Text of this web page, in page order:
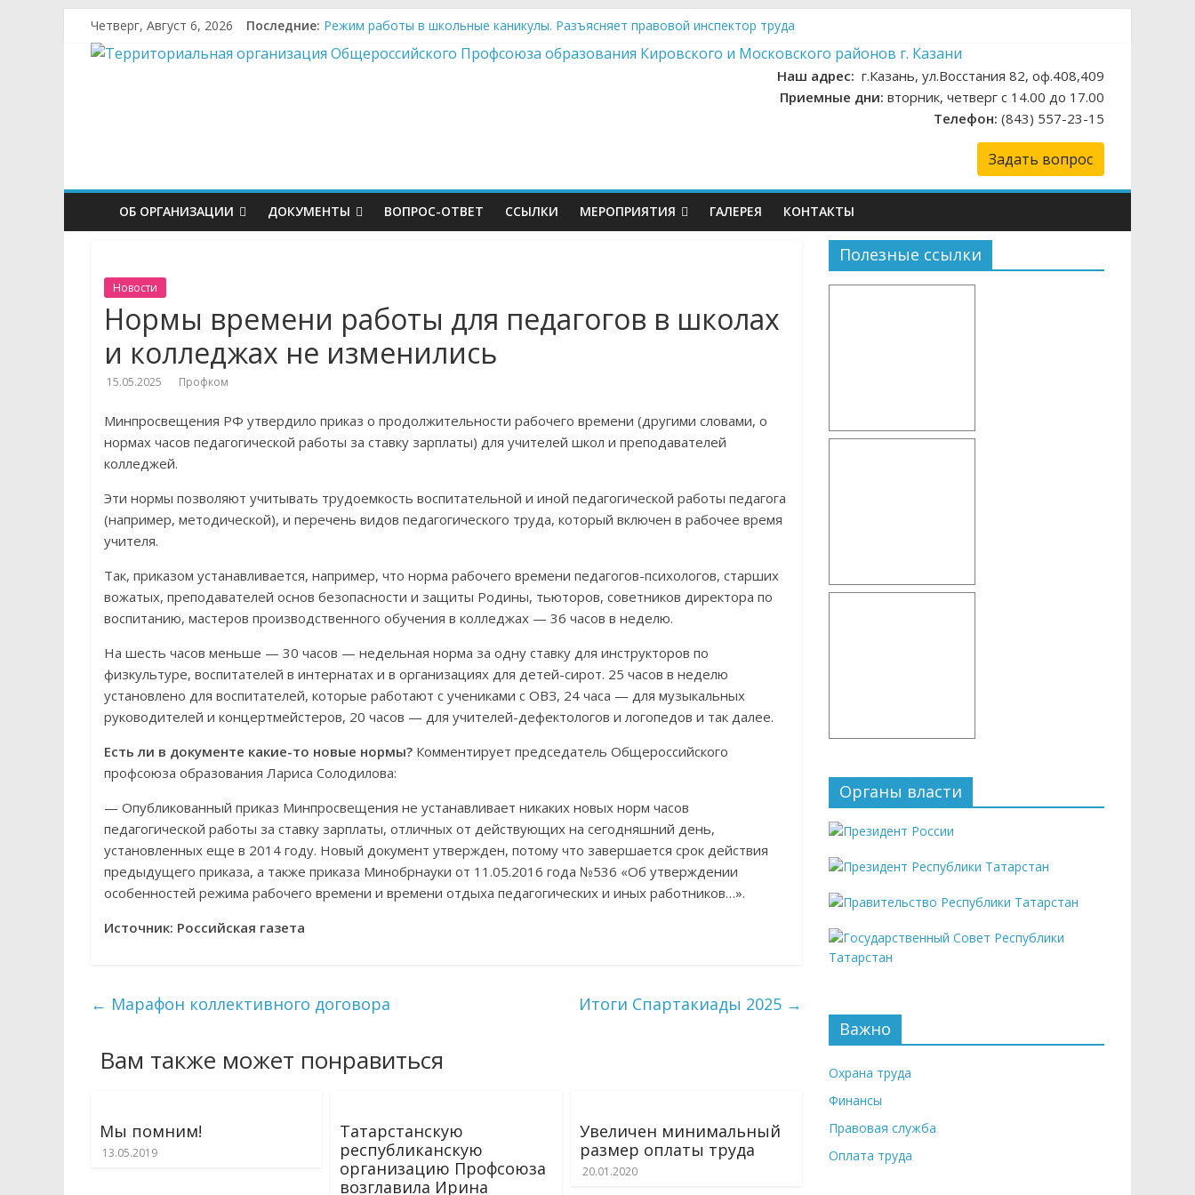
Четверг, Август 6, 2026 Последние: Режим работы в школьные каникулы. Разъясняет правовой инспектор труда
Свияжск как источник вдохновения: экскурсия для управленцев образования
Среди лучших на «Арктуре»
Наш адрес: г.Казань, ул.Восстания 82, оф.408,409
Приемные дни: вторник, четверг с 14.00 до 17.00
Телефон: (843) 557-23-15
Задать вопрос
ОБ ОРГАНИЗАЦИИ ДОКУМЕНТЫ ВОПРОС-ОТВЕТ ССЫЛКИ МЕРОПРИЯТИЯ ГАЛЕРЕЯ КОНТАКТЫ
Новости
Нормы времени работы для педагогов в школах
и колледжах не изменились
15.05.2025 Профком
Минпросвещения РФ утвердило приказ о продолжительности рабочего времени (другими словами, о
нормах часов педагогической работы за ставку зарплаты) для учителей школ и преподавателей
колледжей.
Эти нормы позволяют учитывать трудоемкость воспитательной и иной педагогической работы педагога
(например, методической), и перечень видов педагогического труда, который включен в рабочее время
учителя.
Так, приказом устанавливается, например, что норма рабочего времени педагогов-психологов, старших
вожатых, преподавателей основ безопасности и защиты Родины, тьюторов, советников директора по
воспитанию, мастеров производственного обучения в колледжах — 36 часов в неделю.
На шесть часов меньше — 30 часов — недельная норма за одну ставку для инструкторов по
физкультуре, воспитателей в интернатах и в организациях для детей-сирот. 25 часов в неделю
установлено для воспитателей, которые работают с учениками с ОВЗ, 24 часа — для музыкальных
руководителей и концертмейстеров, 20 часов — для учителей-дефектологов и логопедов и так далее.
Есть ли в документе какие-то новые нормы? Комментирует председатель Общероссийского
профсоюза образования Лариса Солодилова:
— Опубликованный приказ Минпросвещения не устанавливает никаких новых норм часов
педагогической работы за ставку зарплаты, отличных от действующих на сегодняшний день,
установленных еще в 2014 году. Новый документ утвержден, потому что завершается срок действия
предыдущего приказа, а также приказа Минобрнауки от 11.05.2016 года №536 «Об утверждении
особенностей режима рабочего времени и времени отдыха педагогических и иных работников…».
Источник: Российская газета
← Марафон коллективного договора Итоги Спартакиады 2025 →
Вам также может понравиться
Мы помним!
13.05.2019
Татарстанскую
республиканскую
организацию Профсоюза
возглавила Ирина
Увеличен минимальный
размер оплаты труда
20.01.2020
Полезные ссылки
Органы власти
Важно
Охрана труда
Финансы
Правовая служба
Оплата труда